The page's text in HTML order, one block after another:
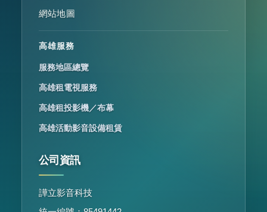
網站地圖
高雄服務
服務地區總覽
高雄租電視服務
高雄租投影機／布幕
高雄活動影音設備租賃
公司資訊
譁立影音科技